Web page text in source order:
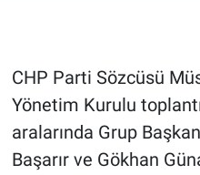
CHP Parti Sözcüsü
Yönetim Kurulu
aralarında Grup
Başarır ve Gökhan